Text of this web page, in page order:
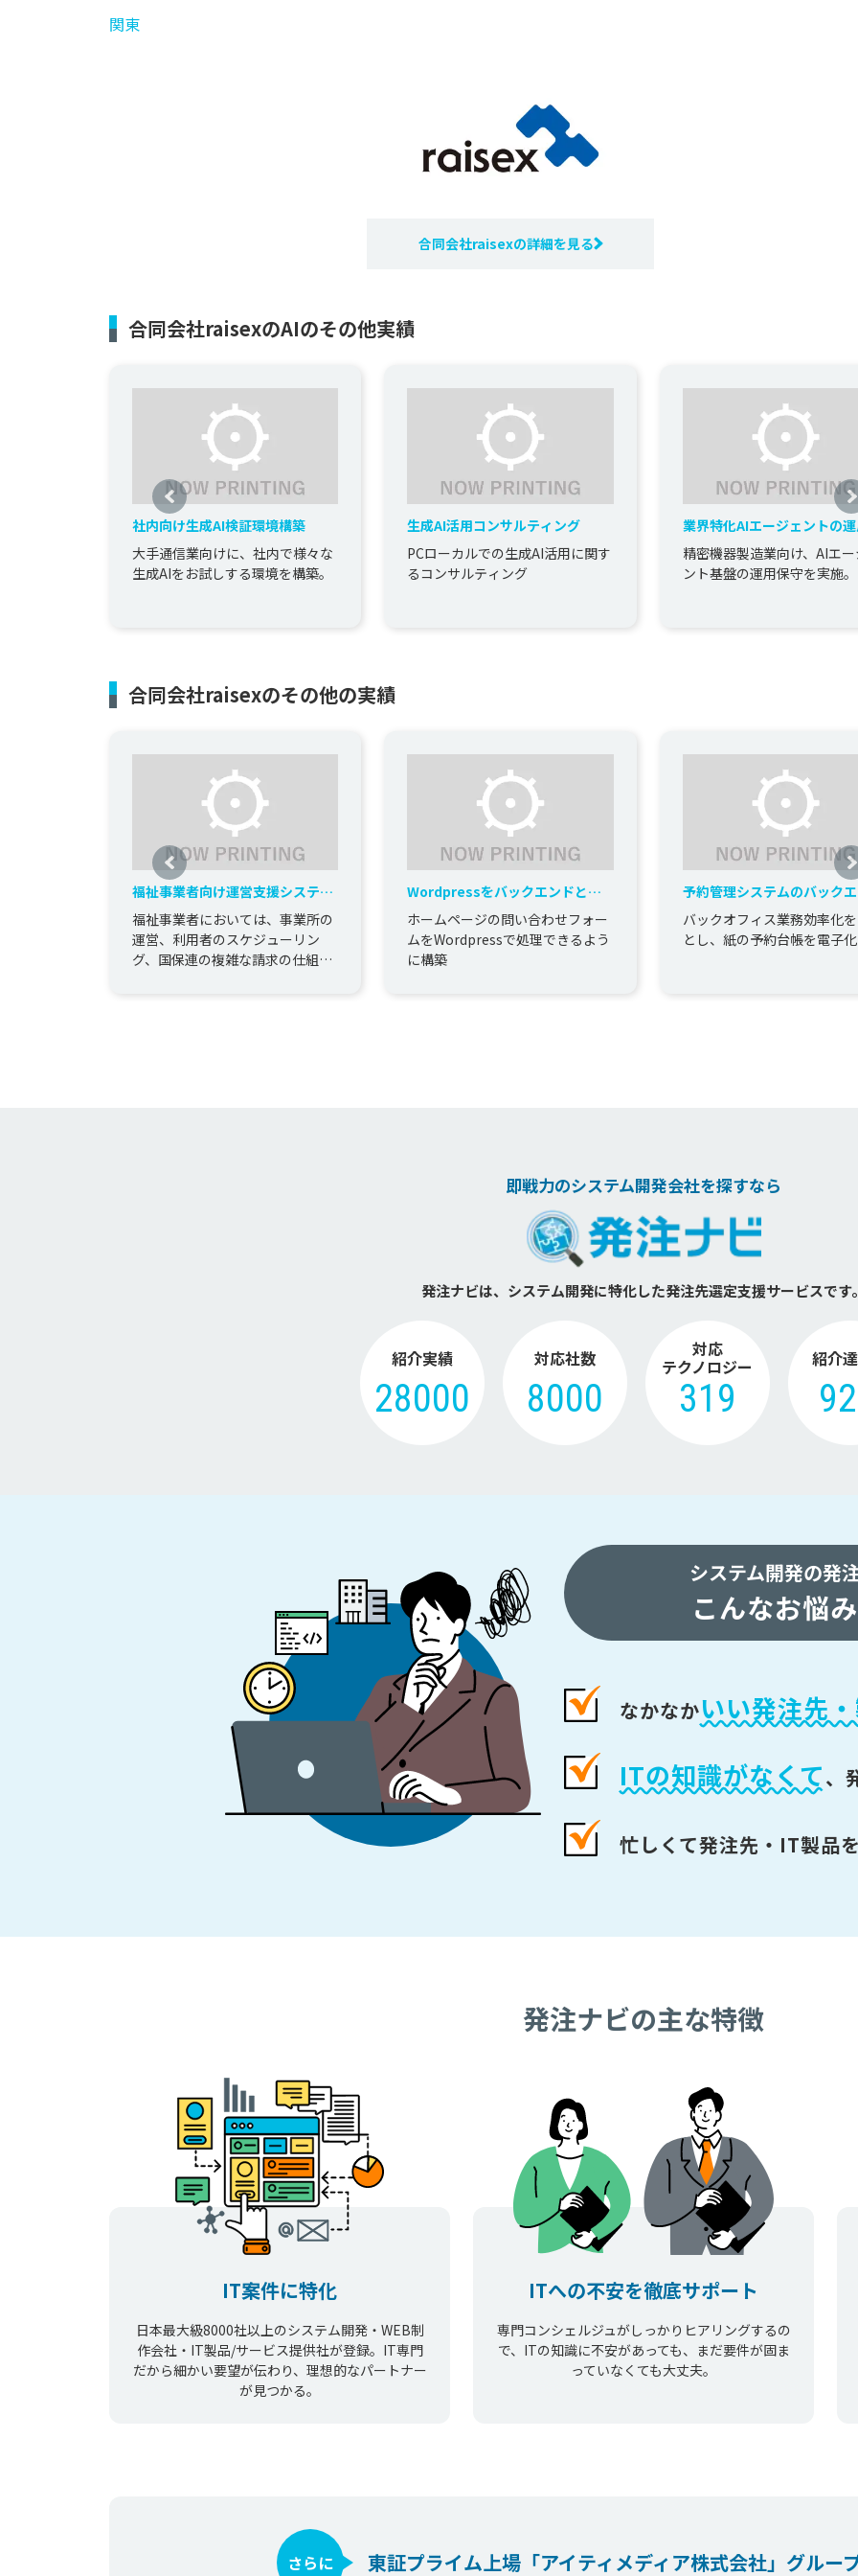
関東
合同会社raisexの詳細を見る
合同会社raisexのAIのその他実績
社内向け生成AI検証環境構築
大手通信業向けに、社内で様々な
生成AIをお試しする環境を構築。
生成AI活用コンサルティング
PCローカルでの生成AI活用に関す
るコンサルティング
業界特化AIエージェントの
守
精密機器製造業向け、AIエー
ント基盤の運用保守を実施。
合同会社raisexのその他の実績
福祉事業者向け運営支援システム
開発
福祉事業者においては、事業所の
運営、利用者のスケジューリン
グ、国保連の複雑な請求の仕組み
これの効率化を支援した。
Wordpressをバックエンドとし
た問い合わせフォーム開発
ホームページの問い合わせフォー
ムをWordpressで処理できるよう
に構築
予約管理システムのバック
開発
バックオフィス業務効率化
とし、紙の予約台帳を電子化
即戦力のシステム開発会社を探すなら
発注ナビは、システム開発に特化した発注先選定支援サービスです。
紹介実績
28000
対応社数
8000
対応
テクノロジー
319
紹介
システム開発の発
こんなお悩
なかなかいい発注先
ITの知識がなくて、
忙しくて発注先・IT製品
発注ナビの主な特徴
IT案件に特化
日本最大級8000社以上のシステム開発・WEB制
作会社・IT製品/サービス提供社が登録。IT専門
だから細かい要望が伝わり、理想的なパートナー
が見つかる。
ITへの不安を徹底サポート
専門コンシェルジュがしっかりヒアリングするの
で、ITの知識に不安があっても、まだ要件が固ま
っていなくても大丈夫。
東証プライム上場 「アイティメディア株式会社」 グルー
さらに